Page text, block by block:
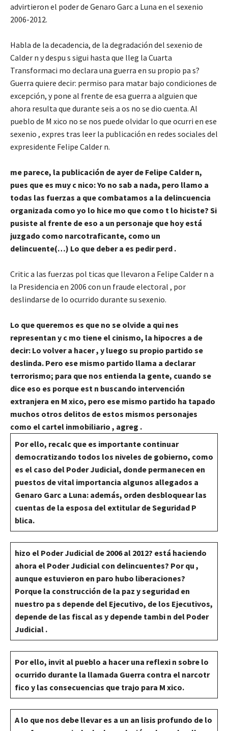
advirtieron el poder de Genaro Garc a Luna en el sexenio
2006-2012.
Habla de la decadencia, de la degradación del sexenio de
Calder n y despu s sigui hasta que lleg la Cuarta
Transformaci mo declara una guerra en su propio pa s?
Guerra quiere decir: permiso para matar bajo condiciones de
excepción, y pone al frente de esa guerra a alguien que
ahora resulta que durante seis a os no se dio cuenta. Al
pueblo de M xico no se nos puede olvidar lo que ocurri en ese
sexenio , expres tras leer la publicación en redes sociales del
expresidente Felipe Calder n.
me parece, la publicación de ayer de Felipe Calder n,
pues que es muy c nico: Yo no sab a nada, pero llamo a
todas las fuerzas a que combatamos a la delincuencia
organizada como yo lo hice mo que como t lo hiciste? Si
pusiste al frente de eso a un personaje que hoy está
juzgado como narcotraficante, como un
delincuente(…) Lo que deber a es pedir perd .
Critic a las fuerzas pol ticas que llevaron a Felipe Calder n a
la Presidencia en 2006 con un fraude electoral , por
deslindarse de lo ocurrido durante su sexenio.
Lo que queremos es que no se olvide a qui nes
representan y c mo tiene el cinismo, la hipocres a de
decir: Lo volver a hacer , y luego su propio partido se
deslinda. Pero ese mismo partido llama a declarar
terrorismo; para que nos entienda la gente, cuando se
dice eso es porque est n buscando intervención
extranjera en M xico, pero ese mismo partido ha tapado
muchos otros delitos de estos mismos personajes
como el cartel inmobiliario , agreg .
Por ello, recalc que es importante continuar
democratizando todos los niveles de gobierno, como
es el caso del Poder Judicial, donde permanecen en
puestos de vital importancia algunos allegados a
Genaro Garc a Luna: además, orden desbloquear las
cuentas de la esposa del extitular de Seguridad P
blica.
hizo el Poder Judicial de 2006 al 2012? está haciendo
ahora el Poder Judicial con delincuentes? Por qu ,
aunque estuvieron en paro hubo liberaciones?
Porque la construcción de la paz y seguridad en
nuestro pa s depende del Ejecutivo, de los Ejecutivos,
depende de las fiscal as y depende tambi n del Poder
Judicial .
Por ello, invit al pueblo a hacer una reflexi n sobre lo
ocurrido durante la llamada Guerra contra el narcotr
fico y las consecuencias que trajo para M xico.
A lo que nos debe llevar es a un an lisis profundo de lo